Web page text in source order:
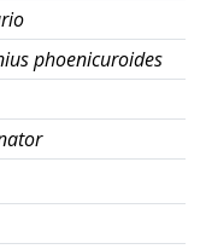
phoenicuroides